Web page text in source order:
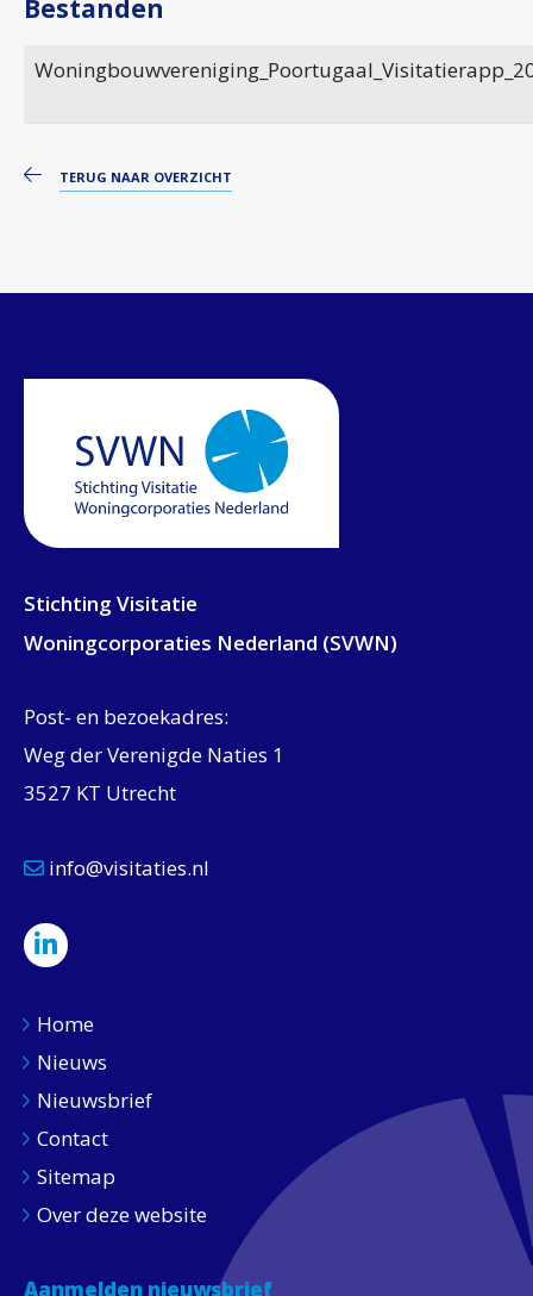
Bestanden
TERUG NAAR OVERZICHT
Stichting Visitatie
Woningcorporaties Nederland (SVWN)
Post- en bezoekadres:
Weg der Verenigde Naties 1
3527 KT Utrecht
info@visitaties.nl
Home
Nieuws
Nieuwsbrief
Contact
Sitemap
Over deze website
Aanmelden nieuwsbrief